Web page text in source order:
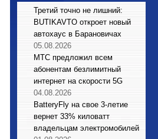
Третий точно не лишний:
BUTIKAVTO откроет новый
автохаус в Барановичах
05.08.2026
МТС предложил всем
абонентам безлимитный
интернет на скорости 5G
04.08.2026
BatteryFly на свое 3-летие
вернет 33% киловатт
владельцам электромобилей